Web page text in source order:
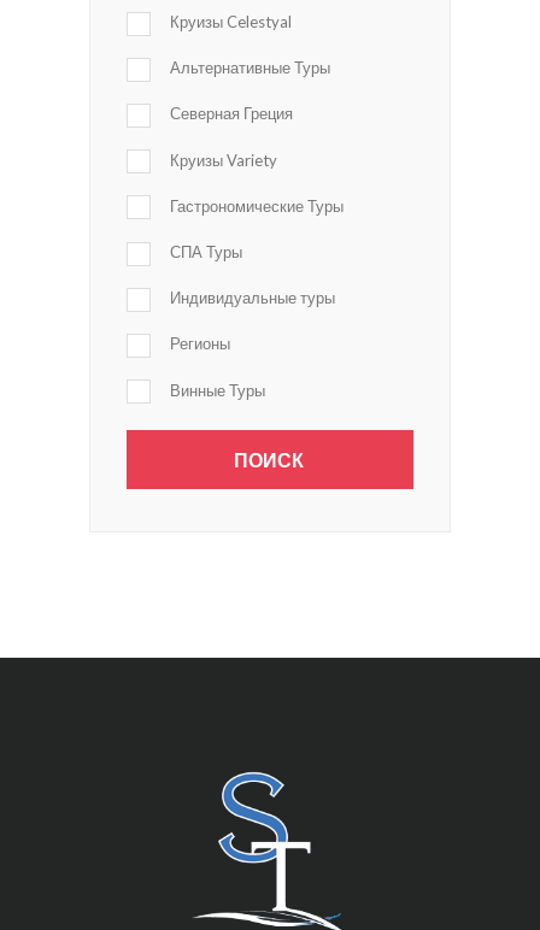
Круизы Celestyal
Альтернативные Туры
Северная Греция
Круизы Variety
Гастрономические Туры
СПА Туры
Индивидуальные туры
Регионы
Винные Туры